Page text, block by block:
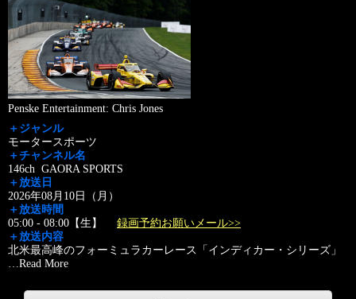
Penske Entertainment: Chris Jones
＋ジャンル
モータースポーツ
＋チャンネル名
146ch GAORA SPORTS
＋放送日
2026年08月10日（月）
＋放送時間
05:00 - 08:00【生】 録画予約お願いメール>>
＋放送内容
北米最高峰のフォーミュラカーレース「インディカー・シリーズ」
…Read More